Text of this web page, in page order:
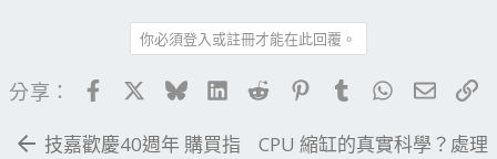
你必須登入或註冊才能在此回覆。
分享： FacebookBlueskyLinkedIn
Reddit PinterestTumblrWhatsApp
電子
技嘉歡慶40週年 購買指
CPU 縮缸的真實科學？處理